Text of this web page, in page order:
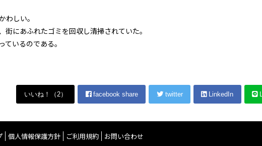
わしい。
にあふれたゴミを回収し清掃されていた。
いるのである。
いいね！（2） facebook share twitter LinkedIn
個人情報保護方針 ご利用規約 お問い合わせ